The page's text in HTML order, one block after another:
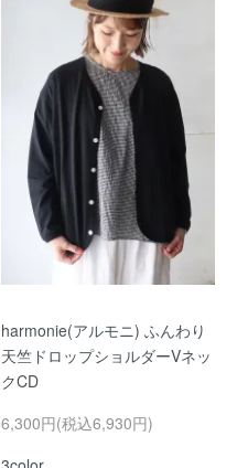
harmonie(アルモニ) ふんわり
天竺ドロップショルダーVネッ
クCD
6,300円(税込6,930円)